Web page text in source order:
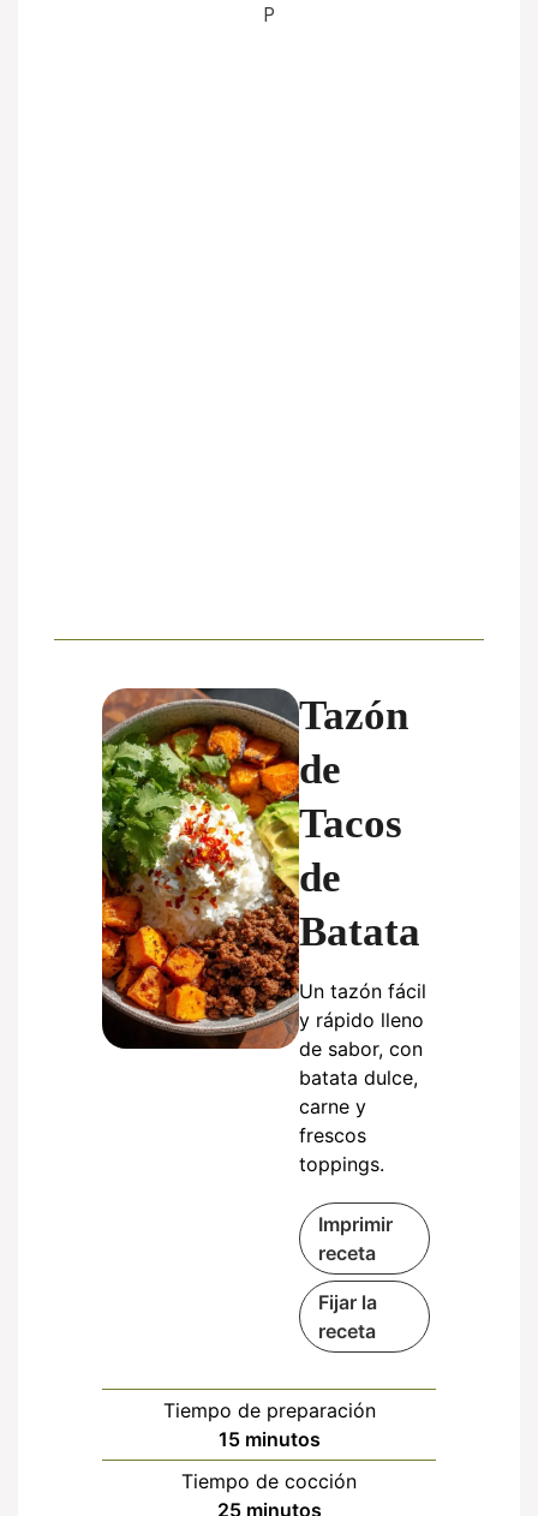
P
Tazón
de
Tacos
de
Batata
Un tazón fácil
y rápido lleno
de sabor, con
batata dulce,
carne y
frescos
toppings.
Imprimir
receta
Fijar la
receta
Tiempo de preparación
15minutos
minutos
Tiempo de cocción
25minutos
minutos